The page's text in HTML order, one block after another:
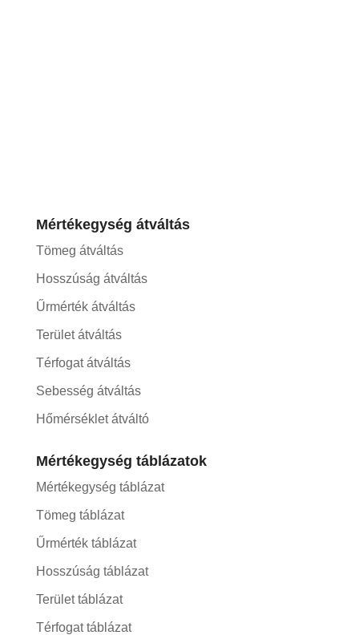
Mértékegység átváltás
Tömeg átváltás
Hosszúság átváltás
Űrmérték átváltás
Terület átváltás
Térfogat átváltás
Sebesség átváltás
Hőmérséklet átváltó
Mértékegység táblázatok
Mértékegység táblázat
Tömeg táblázat
Űrmérték táblázat
Hosszúság táblázat
Terület táblázat
Térfogat táblázat